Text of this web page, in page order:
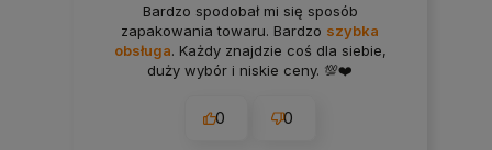
Bardzo spodobał mi się sposób
zapakowania towaru. Bardzo szybka
obsługa. Każdy znajdzie coś dla siebie,
duży wybór i niskie ceny. 💯❤️
0 0